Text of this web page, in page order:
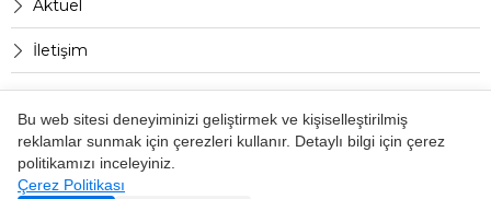
Aktüel
İletişim
Copyright © 2021 TÜRGEV
Çerez Politikası
Bu web sitesi deneyiminizi geliştirmek ve kişiselleştirilmiş
reklamlar sunmak için çerezleri kullanır. Detaylı bilgi için çerez
politikamızı inceleyiniz.
Çerez Politikası